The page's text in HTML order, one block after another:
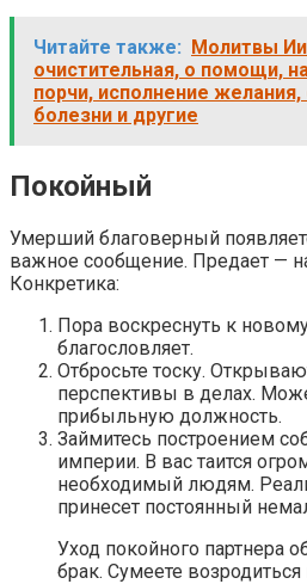
Читайте также:
Молитвы
очистительная, о помощи,
порчи, исполнение
болезни и другие
Покойный
Умерший благоверный
важное сообщение. Предает —
Конкретика:
Пора воскреснуть к
благословляет.
Отбросьте тоску.
перспективы в делах.
прибыльную должность.
Займитесь построением
империи. В вас таится
необходимый людям.
принесет постоянный
Уход покойного партнера
брак. Сумеете возродиться